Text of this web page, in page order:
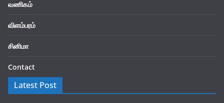
வணிகம்
விளம்பரம்
சினிமா
Contact
Latest Post